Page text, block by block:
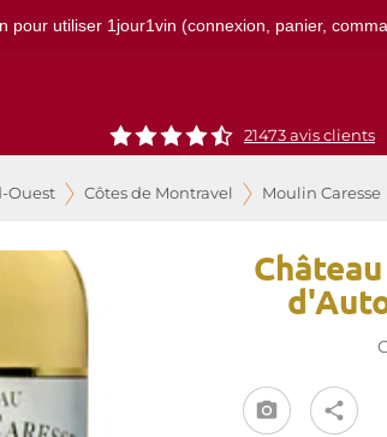
pour utiliser 1jour1vin (connexion, panier,
21473 avis clients
Ouest Côtes de Montravel Moulin Caresse